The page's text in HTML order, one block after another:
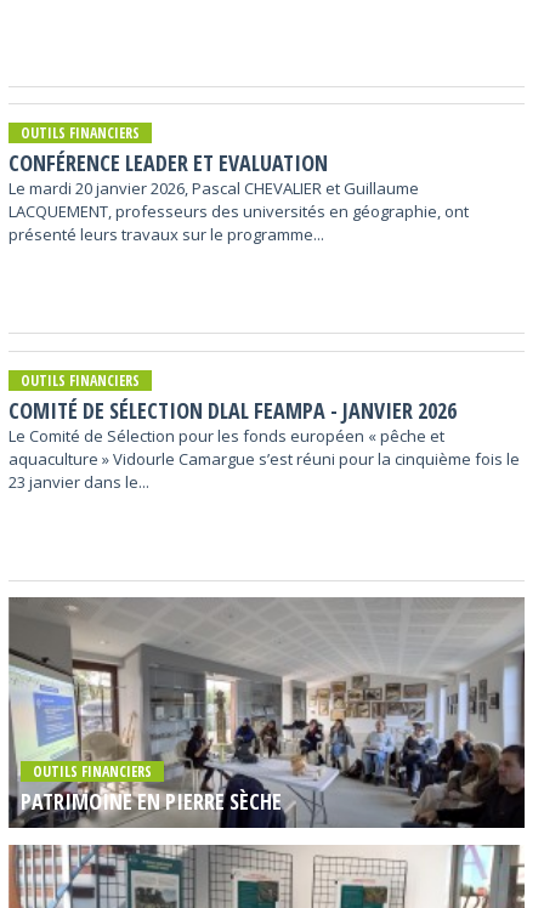
OUTILS FINANCIERS
CONFÉRENCE LEADER ET EVALUATION
Le mardi 20 janvier 2026, Pascal CHEVALIER et Guillaume
LACQUEMENT, professeurs des universités en géographie, ont
présenté leurs travaux sur le programme...
OUTILS FINANCIERS
COMITÉ DE SÉLECTION DLAL FEAMPA - JANVIER 2026
Le Comité de Sélection pour les fonds européen « pêche et
aquaculture » Vidourle Camargue s’est réuni pour la cinquième fois le
23 janvier dans le...
OUTILS FINANCIERS
PATRIMOINE EN PIERRE SÈCHE